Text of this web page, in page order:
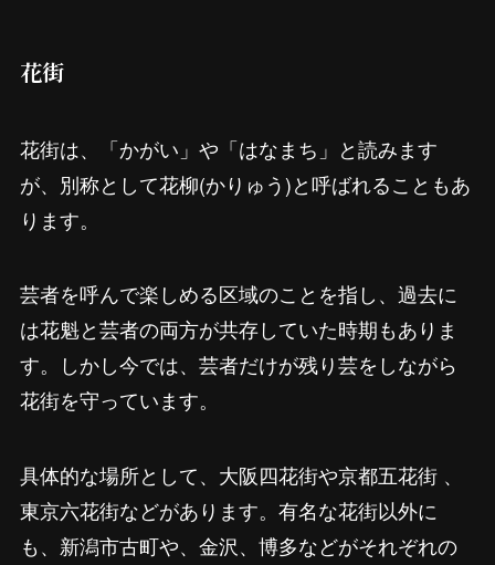
花街
花街は、「かがい」や「はなまち」と読みます
が、別称として花柳(かりゅう)と呼ばれることもあ
ります。
芸者を呼んで楽しめる区域のことを指し、過去に
は花魁と芸者の両方が共存していた時期もありま
す。しかし今では、芸者だけが残り芸をしながら
花街を守っています。
具体的な場所として、大阪四花街や京都五花街 、
東京六花街などがあります。有名な花街以外に
も、新潟市古町や、金沢、博多などがそれぞれの